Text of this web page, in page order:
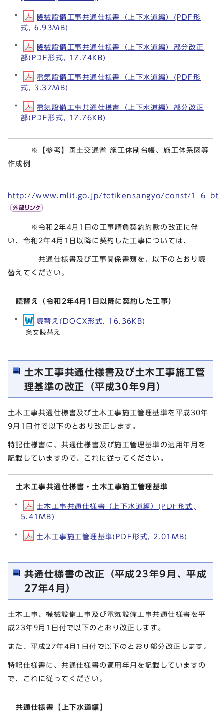
機械設備工事共通仕様書（上下水道編）(PDF形
式, 6.93MB)
機械設備工事共通仕様書（上下水道編）部分改正
部(PDF形式, 17.74KB)
電気設備工事共通仕様書（上下水道編）(PDF形
式, 3.37MB)
電気設備工事共通仕様書（上下水道編）部分改正
部(PDF形式, 17.76KB)
※【参考】国土交通省 施工体制台帳、施工体系図等
作成例
http://www.mlit.go.jp/totikensangyo/const/
※令和2年4月1日の工事請負契約約款の改正に伴
い、令和2年4月1日以降に契約した工事については、
共通仕様書及び工事関係書類を、以下のとおり読
替えてください。
読替え（令和2年4月1日以降に契約した工事）
読替え(DOCX形式, 16.36KB)
条文読替え
土木工事共通仕様書及び土木工事施工管
理基準の改正（平成30年9月）
土木工事共通仕様書及び土木工事施工管理基準を平成30年
9月1日付で以下のとおり改正します。
特記仕様書に、共通仕様書及び施工管理基準の適用年月を
記載していますので、これに従ってください。
土木工事共通仕様書・土木工事施工管理基準
土木工事共通仕様書（上下水道編）(PDF形式,
5.41MB)
土木工事施工管理基準(PDF形式, 2.01MB)
共通仕様書の改正（平成23年9月、平成
27年4月）
土木工事、機械設備工事及び電気設備工事共通仕様書を平
成23年9月1日付で以下のとおり改正します。
また、平成27年4月1日付で以下のとおり部分改正します。
特記仕様書に、共通仕様書の適用年月を記載していますの
で、これに従ってください。
共通仕様書【上下水道編】